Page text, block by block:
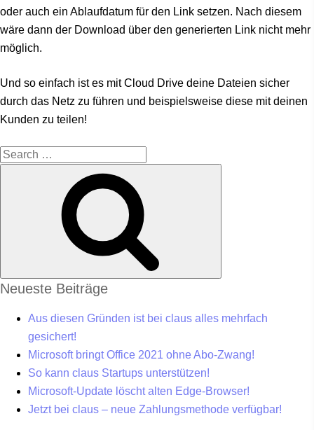
oder auch ein Ablaufdatum für den Link setzen. Nach diesem
wäre dann der Download über den generierten Link nicht mehr
möglich.
Und so einfach ist es mit Cloud Drive deine Dateien sicher
durch das Netz zu führen und beispielsweise diese mit deinen
Kunden zu teilen!
Neueste Beiträge
Aus diesen Gründen ist bei claus alles mehrfach
gesichert!
Microsoft bringt Office 2021 ohne Abo-Zwang!
So kann claus Startups unterstützen!
Microsoft-Update löscht alten Edge-Browser!
Jetzt bei claus – neue Zahlungsmethode verfügbar!